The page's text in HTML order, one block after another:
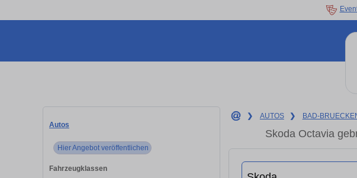
Autos
Hier Angebot veröffentlichen
Fahrzeugklassen
❯ AUTOS ❯ BAD-
Skoda Octavia